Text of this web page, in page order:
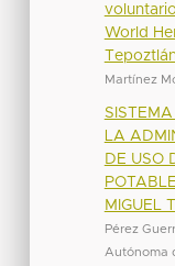
World
Martínez
LA
DE USO
MIGUEL
Pérez
Autónoma